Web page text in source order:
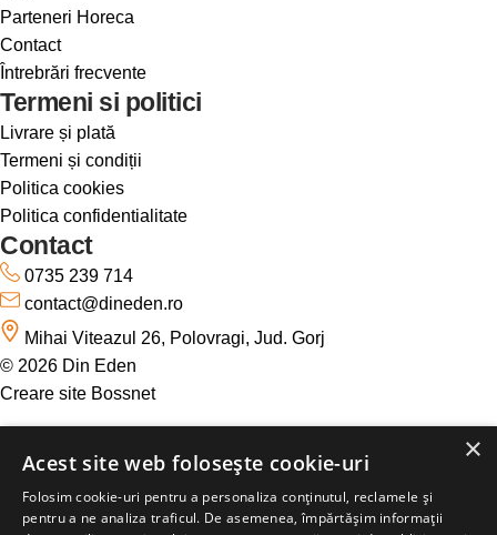
Parteneri Horeca
Contact
Întrebrări frecvente
Termeni si politici
Livrare și plată
Termeni și condiții
Politica cookies
Politica confidentialitate
Contact
0735 239 714
contact@dineden.ro
Mihai Viteazul 26, Polovragi, Jud. Gorj
© 2026 Din Eden
Creare site Bossnet
×
Acest site web folosește cookie-uri
Folosim cookie-uri pentru a personaliza conținutul, reclamele și
pentru a ne analiza traficul. De asemenea, împărtășim informații